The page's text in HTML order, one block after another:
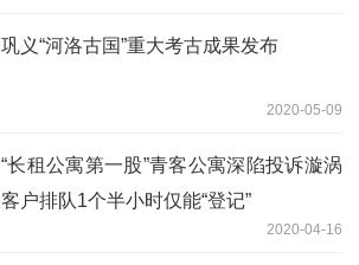
巩义“河洛古国”重大考古成果发布
2020-05-09
“长租公寓第一股”青客公寓深陷投诉漩涡
客户排队1个半小时仅能“登记”
2020-04-16